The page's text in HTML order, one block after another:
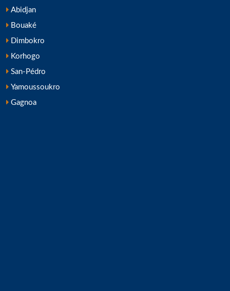
Abidjan
Bouaké
Dimbokro
Korhogo
San-Pédro
Yamoussoukro
Gagnoa